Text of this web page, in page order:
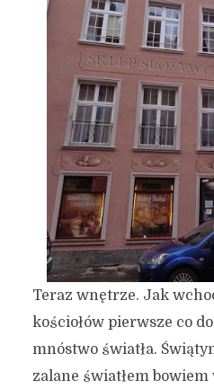
Teraz wnętrze. Jak
kościołów pierwsze co
mnóstwo światła.
zalane światłem